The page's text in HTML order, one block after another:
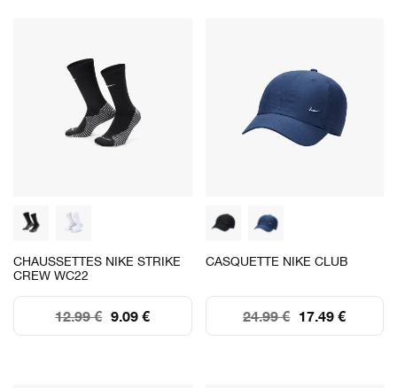
CHAUSSETTES NIKE STRIKE
CREW WC22
9.09 €
12.99 €
CASQUETTE NIKE CLUB
17.49 €
24.99 €